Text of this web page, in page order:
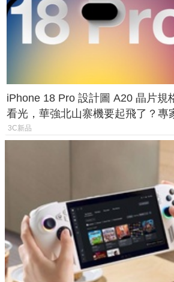
iPhone 18 Pro 設計圖 A20 晶片規
看光，華強北山寨機要起飛了？專
山寨機無法復刻兩大關鍵
3C新品